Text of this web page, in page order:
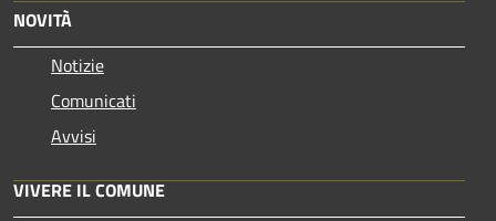
NOVITÀ
Notizie
Comunicati
Avvisi
VIVERE IL COMUNE